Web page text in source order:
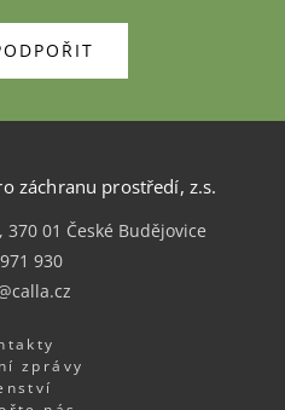
záchranu prostředí, z.s.
01 České Budějovice
930
zprávy